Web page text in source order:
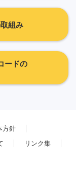
組み
ードの
方針
リンク集